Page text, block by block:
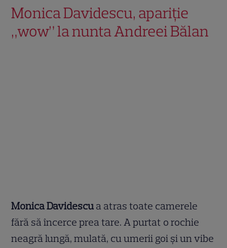
Monica Davidescu, apariție
„wow” la nunta Andreei Bălan
Monica Davidescu a atras toate camerele
fără să încerce prea tare. A purtat o rochie
neagră lungă, mulată, cu umerii goi și un vibe